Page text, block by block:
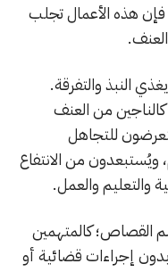
فإن هذه الأعمال تجلب
النبذ والتفرقة.
من العنف
للتجاهل
ويُستبعدون من الانتفاع
والتعليم والعمل.
القصاص؛ كالمتهمين
إجراءات قضائية أو